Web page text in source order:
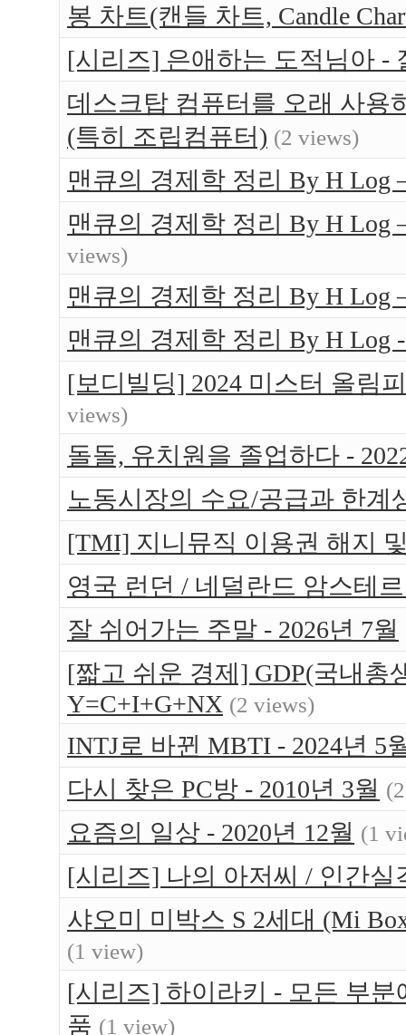
봉 차트(캔들 차트, Candle
[시리즈] 은애하는 도적님아 -
데스크탑 컴퓨터를 오래 사용
(특히 조립컴퓨터) (2 views)
맨큐의 경제학 정리 By H Log
맨큐의 경제학 정리 By H Log
views)
맨큐의 경제학 정리 By H Log
맨큐의 경제학 정리 By H Log
[보디빌딩] 2024 미스터 올림
views)
돌돌, 유치원을 졸업하다 -
노동시장의 수요/공급과 한계
[TMI] 지니뮤직 이용권 해지
영국 런던 / 네덜란드 암스테
잘 쉬어가는 주말 - 2026년 7월
[짧고 쉬운 경제] GDP(국내총
Y=C+I+G+NX (2 views)
INTJ로 바뀐 MBTI - 2024년 5
다시 찾은 PC방 - 2010년 3월
요즘의 일상 - 2020년 12월 (1
[시리즈] 나의 아저씨 / 인간
샤오미 미박스 S 2세대 (Mi
(1 view)
[시리즈] 하이라키 - 모든 부
품 (1 view)